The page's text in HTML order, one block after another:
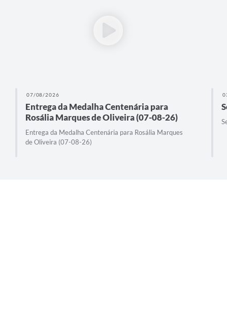
07/08/2026
Entrega da Medalha Centenária para
Rosália Marques de Oliveira (07-08-26)
Entrega da Medalha Centenária para Rosália Marques
de Oliveira (07-08-26)